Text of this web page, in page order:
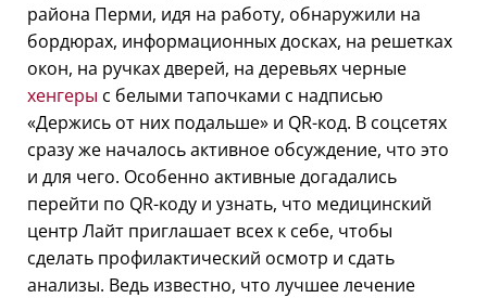
района Перми, идя на работу, обнаружили на
бордюрах, информационных досках, на решетках
окон, на ручках дверей, на деревьях черные
хенгеры с белыми тапочками с надписью
«Держись от них подальше» и QR-код. В соцсетях
сразу же началось активное обсуждение, что это
и для чего. Особенно активные догадались
перейти по QR-коду и узнать, что медицинский
центр Лайт приглашает всех к себе, чтобы
сделать профилактический осмотр и сдать
анализы. Ведь известно, что лучшее лечение